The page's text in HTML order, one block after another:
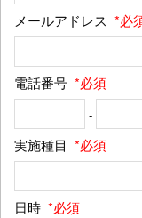
メールアドレス *必
電話番号 *必須
-
実施種目 *必須
日時 *必須